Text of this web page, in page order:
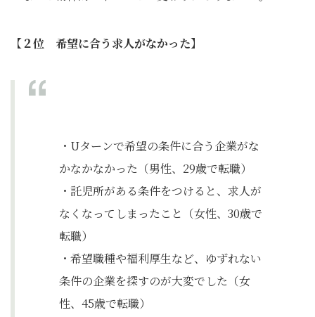
【２位 希望に合う求人がなかった】
・Uターンで希望の条件に合う企業がな
かなかなかった（男性、29歳で転職）
・託児所がある条件をつけると、求人が
なくなってしまったこと（女性、30歳で
転職）
・希望職種や福利厚生など、ゆずれない
条件の企業を探すのが大変でした（女
性、45歳で転職）